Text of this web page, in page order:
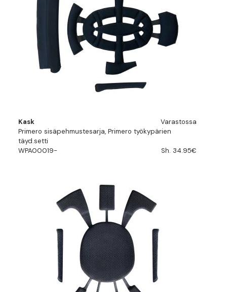
Kask
Varastossa
Primero sisäpehmustesarja, Primero työkypärien
täyd.setti
WPA00019-
Sh. 34.95€